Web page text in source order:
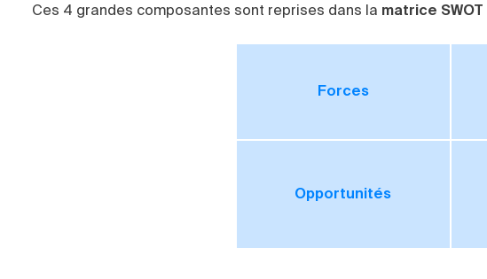
Ces 4 grandes composantes sont reprises dans la matrice SWOT
Forces
Opportunités